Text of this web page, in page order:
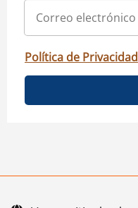
Política de Privacidad